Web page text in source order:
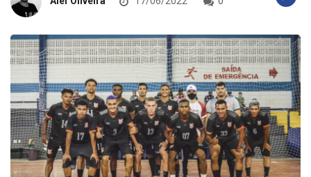
Alef Oliveira 17/06/2022 0